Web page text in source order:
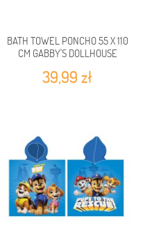
BATH TOWEL PONCHO 55 X 110
CM GABBY'S DOLLHOUSE
39,99 zł